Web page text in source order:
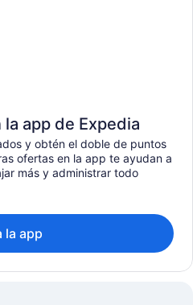
app de Expedia
y obtén el doble de puntos
ofertas en la app te ayudan a
más y administrar todo
la app